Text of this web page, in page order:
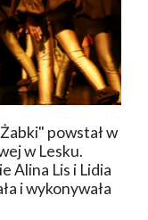
powstał w
w Lesku.
Alina Lis i Lidia
i wykonywała